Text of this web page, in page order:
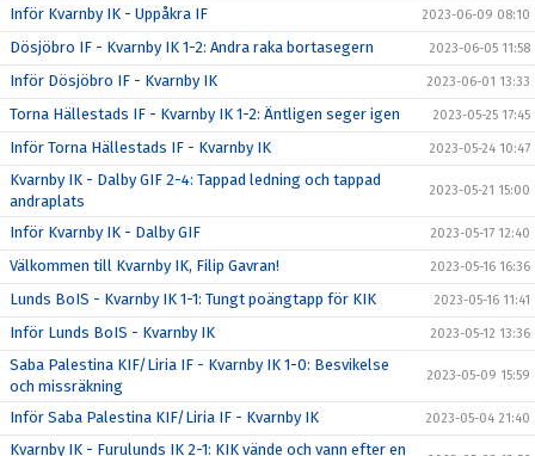
Inför Kvarnby IK - Uppåkra IF 2023-06-09 08:10
Dösjöbro IF - Kvarnby IK 1-2: Andra raka bortasegern 2023-06-05 11:58
Inför Dösjöbro IF - Kvarnby IK 2023-06-01 13:33
Torna Hällestads IF - Kvarnby IK 1-2: Äntligen seger igen 2023-05-25 17:45
Inför Torna Hällestads IF - Kvarnby IK 2023-05-24 10:47
Kvarnby IK - Dalby GIF 2-4: Tappad ledning och tappad
andraplats
2023-05-21 15:00
Inför Kvarnby IK - Dalby GIF 2023-05-17 12:40
Välkommen till Kvarnby IK, Filip Gavran! 2023-05-16 16:36
Lunds BoIS - Kvarnby IK 1-1: Tungt poängtapp för KIK 2023-05-16 11:41
Inför Lunds BoIS - Kvarnby IK 2023-05-12 13:36
Saba Palestina KIF/Liria IF - Kvarnby IK 1-0: Besvikelse
och missräkning
2023-05-09 15:59
Inför Saba Palestina KIF/Liria IF - Kvarnby IK 2023-05-04 21:40
Kvarnby IK - Furulunds IK 2-1: KIK vände och vann efter en